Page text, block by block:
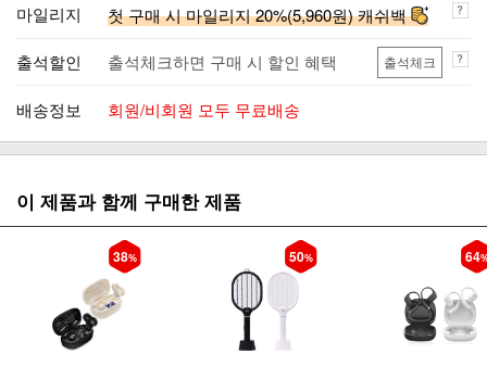
마일리지 첫 구매 시 마일리지 20%(5,960원) 캐쉬백
출석할인 출석체크하면 구매 시 할인 혜택 출석체크
배송정보 회원/비회원 모두 무료배송
이 제품과 함께 구매한 제품
38% 50% 64